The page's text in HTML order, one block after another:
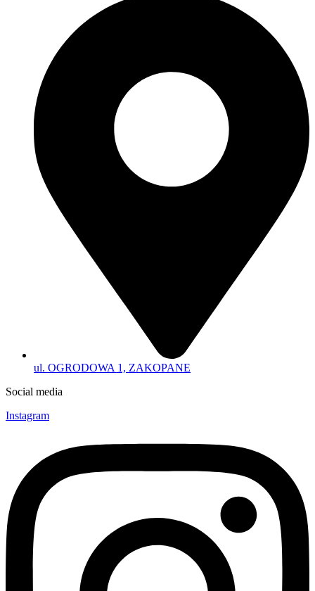
ul. OGRODOWA 1, ZAKOPANE
Social media
Instagram